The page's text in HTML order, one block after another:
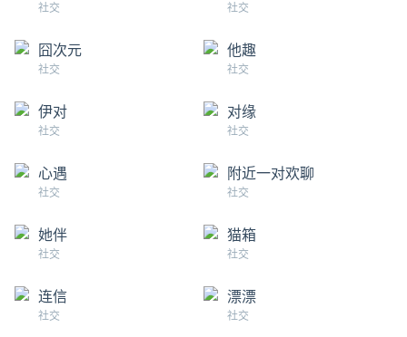
社交 社交
囧次元
社交
他趣
社交
伊对
社交
对缘
社交
心遇
社交
附近一对欢聊
社交
她伴
社交
猫箱
社交
连信
社交
漂漂
社交